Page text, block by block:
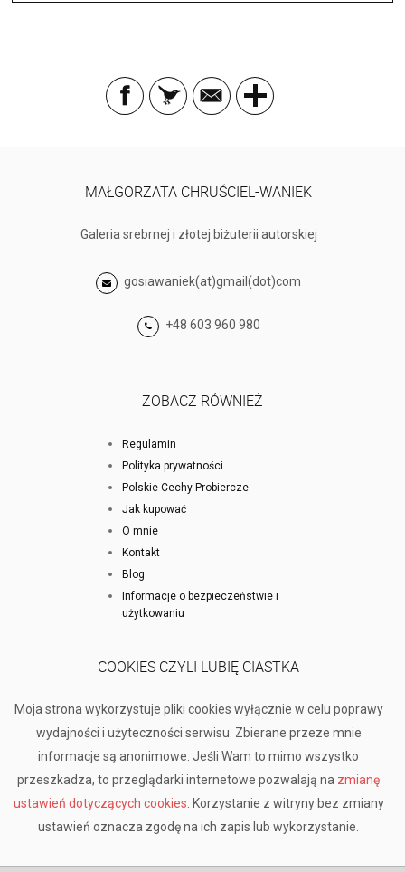
MAŁGORZATA CHRUŚCIEL-WANIEK
Galeria srebrnej i złotej biżuterii autorskiej
gosiawaniek(at)gmail(dot)com
+48 603 960 980
ZOBACZ RÓWNIEŻ
Regulamin
Polityka prywatności
Polskie Cechy Probiercze
Jak kupować
O mnie
Kontakt
Blog
Informacje o bezpieczeństwie i
użytkowaniu
COOKIES CZYLI LUBIĘ CIASTKA
Moja strona wykorzystuje pliki cookies wyłącznie w celu poprawy
wydajności i użyteczności serwisu. Zbierane przeze mnie
informacje są anonimowe. Jeśli Wam to mimo wszystko
przeszkadza, to przeglądarki internetowe pozwalają na zmianę
ustawień dotyczących cookies . Korzystanie z witryny bez zmiany
ustawień oznacza zgodę na ich zapis lub wykorzystanie.